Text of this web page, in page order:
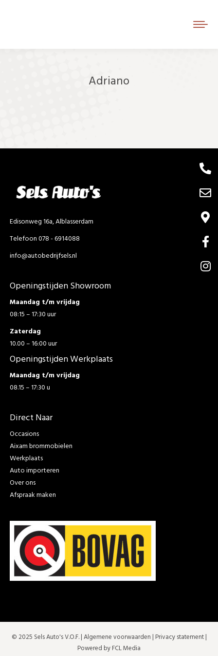
Adriano
Edisonweg 16a, Alblasserdam
Telefoon 078 - 6914088
info@autobedrijfsels.nl
Openingstijden Showroom
Maandag t/m vrijdag
08:15 – 17:30 uur
Zaterdag
10.00 – 16:00 uur
Openingstijden Werkplaats
Maandag t/m vrijdag
08.15 – 17:30 u
Direct Naar
Occasions
Aixam brommobielen
Werkplaats
Auto importeren
Over ons
Afspraak maken
© 2025 Sels Auto's V.O.F. |Algemene voorwaarden | Privacy statement|
Powered by FCL Media